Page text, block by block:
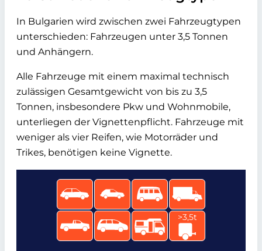
In Bulgarien wird zwischen zwei Fahrzeugtypen
unterschieden: Fahrzeugen unter 3,5 Tonnen
und Anhängern.
Alle Fahrzeuge mit einem maximal technisch
zulässigen Gesamtgewicht von bis zu 3,5
Tonnen, insbesondere Pkw und Wohnmobile,
unterliegen der Vignettenpflicht. Fahrzeuge mit
weniger als vier Reifen, wie Motorräder und
Trikes, benötigen keine Vignette.
>3,5t